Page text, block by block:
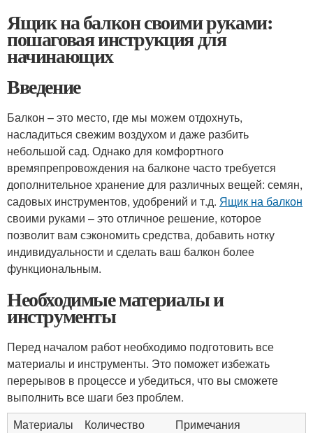
Ящик на балкон своими руками:
пошаговая инструкция для
начинающих
Введение
Балкон – это место, где мы можем отдохнуть,
насладиться свежим воздухом и даже разбить
небольшой сад. Однако для комфортного
времяпрепровождения на балконе часто требуется
дополнительное хранение для различных вещей: семян,
садовых инструментов, удобрений и т.д. Ящик на балкон
своими руками – это отличное решение, которое
позволит вам сэкономить средства, добавить нотку
индивидуальности и сделать ваш балкон более
функциональным.
Необходимые материалы и
инструменты
Перед началом работ необходимо подготовить все
материалы и инструменты. Это поможет избежать
перерывов в процессе и убедиться, что вы сможете
выполнить все шаги без проблем.
Материалы
Количество
Примечания